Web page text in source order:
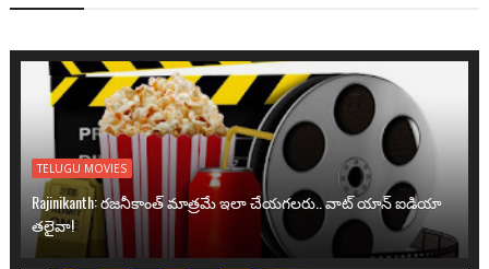
TELUGU MOVIES
Rajinikanth: రజనీకాంత్ మాత్రమే ఇలా చేయగలరు.. వాట్ యాన్ ఐడియా
తలైవా!